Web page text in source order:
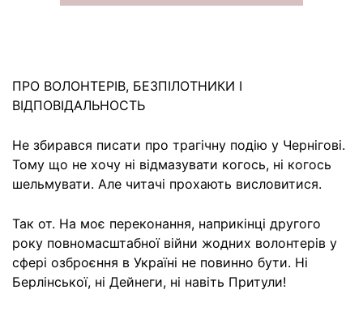
ПРО ВОЛОНТЕРIВ, БЕЗПІЛОТНИКИ І
ВІДПОВІДАЛЬНОСТЬ
Не збирався писати про трагічну подію у Чернігові.
Тому що не хочу ні відмазувати когось, ні когось
шельмувати. Але читачі прохають висловитися.
Так от. На моє переконання, наприкінці другого
року повномасштабної війни жодних волонтерів у
сфері озброєння в Україні не повинно бути. Ні
Берлінської, ні Дейнеги, ні навіть Притули!